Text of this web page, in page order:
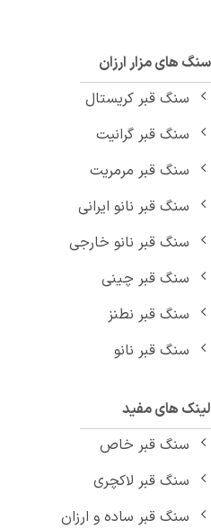
های مزار ارزان
سنگ قبر کریستال
سنگ قبر گرانیت
سنگ قبر مرمریت
سنگ قبر نانو ایرانی
سنگ قبر نانو خارجی
سنگ قبر چینی
سنگ قبر نطنز
سنگ قبر نانو
های مفید
سنگ قبر خاص
سنگ قبر لاکچری
سنگ قبر ساده و ارزان